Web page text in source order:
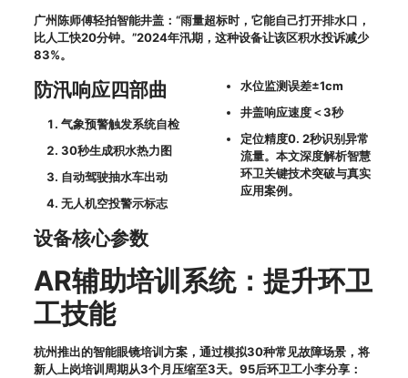
广州陈师傅轻拍智能井盖：“雨量超标时，它能自己打开排水口，
比人工快20分钟。”2024年汛期，这种设备让该区积水投诉减少
83%。
防汛响应四部曲
气象预警触发系统自检
30秒生成积水热力图
自动驾驶抽水车出动
无人机空投警示标志
设备核心参数
水位监测误差±1cm
井盖响应速度＜3秒
定位精度0. 2秒识别异常
流量。本文深度解析智慧
环卫关键技术突破与真实
应用案例。
AR辅助培训系统：提升环卫
工技能
杭州推出的智能眼镜培训方案，通过模拟30种常见故障场景，将
新人上岗培训周期从3个月压缩至3天。95后环卫工小李分享：